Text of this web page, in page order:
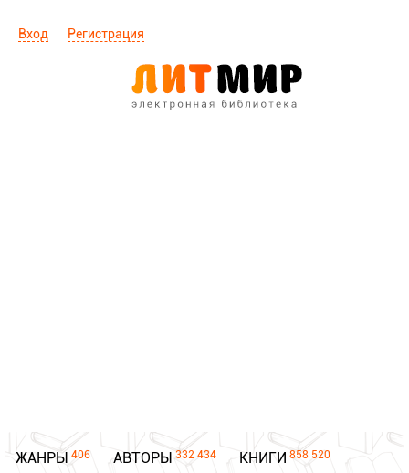
Вход Регистрация
ЖАНРЫ 406 АВТОРЫ 332 434 КНИГИ 858 520